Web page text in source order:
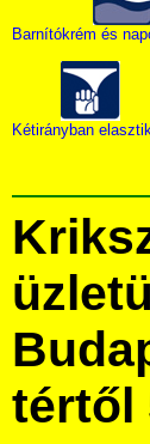
Barnítókrém és
Kétirányban
tértől